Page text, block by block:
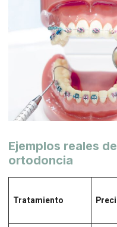
Ejemplos reales
ortodoncia
Tratamiento